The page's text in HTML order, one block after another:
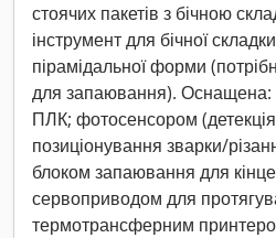
стоячих пакетів з бічною
інструмент для бічної
пірамідальної форми
для запаювання). Оснащена:
ПЛК; фотосенсором
позиціонування зварки/
блоком запаювання для
сервоприводом для
термотрансферним